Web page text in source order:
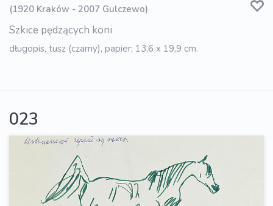
(1920 Kraków - 2007 Gulczewo)
Szkice pędzących koni
długopis, tusz (czarny), papier; 13,6 x 19,9 cm.
023